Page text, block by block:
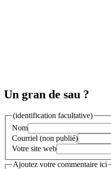
Un gran de sau ?
(identification facultative)
Nom
Courriel (non publié)
Votre site web
Ajoutez votre commentaire ici